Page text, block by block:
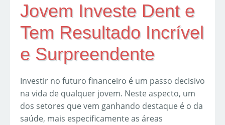
Jovem Investe Dent e
Tem Resultado Incrível
e Surpreendente
Investir no futuro financeiro é um passo decisivo
na vida de qualquer jovem. Neste aspecto, um
dos setores que vem ganhando destaque é o da
saúde, mais especificamente as áreas